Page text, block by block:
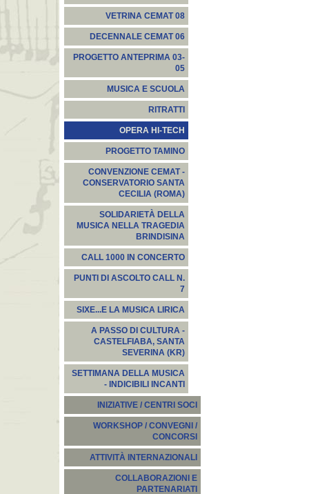
VETRINA CEMAT 08
DECENNALE CEMAT 06
PROGETTO ANTEPRIMA 03-
05
MUSICA E SCUOLA
RITRATTI
OPERA HI-TECH
PROGETTO TAMINO
CONVENZIONE CEMAT -
CONSERVATORIO SANTA
CECILIA (ROMA)
SOLIDARIETÀ DELLA
MUSICA NELLA TRAGEDIA
BRINDISINA
CALL 1000 IN CONCERTO
PUNTI DI ASCOLTO CALL N.
7
SIXE...E LA MUSICA LIRICA
A PASSO DI CULTURA -
CASTELFIABA, SANTA
SEVERINA (KR)
SETTIMANA DELLA MUSICA
- INDICIBILI INCANTI
INIZIATIVE / CENTRI SOCI
WORKSHOP / CONVEGNI /
CONCORSI
ATTIVITÀ INTERNAZIONALI
COLLABORAZIONI E
PARTENARIATI